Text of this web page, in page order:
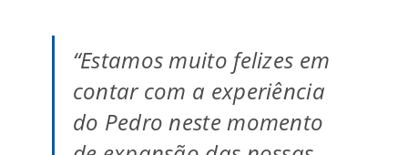
“Estamos muito felizes em
contar com a experiência
do Pedro neste momento